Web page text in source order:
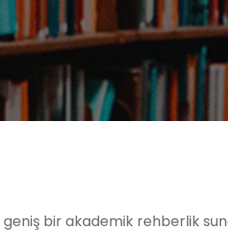
bir akademik rehberlik